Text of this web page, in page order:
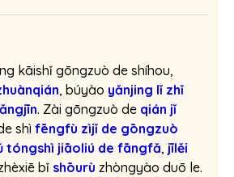
kāishǐ gōngzuò de shíhou,
, búyào yǎnjing lǐ zhǐ
. Zài gōngzuò de qián jǐ
shì fēngfù zìjǐ de gōngzuò
tóngshì jiāoliú de fāngfǎ, jīlěi
bǐ shōurù zhòngyào duō le.